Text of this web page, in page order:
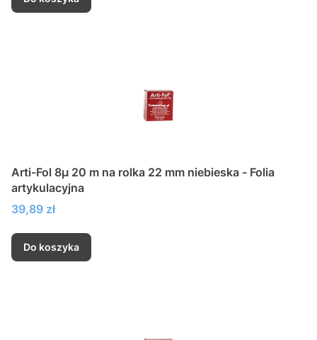
Arti-Fol 8µ 20 m na rolka 22 mm niebieska - Folia
artykulacyjna
Cena
39,89 zł
Do koszyka